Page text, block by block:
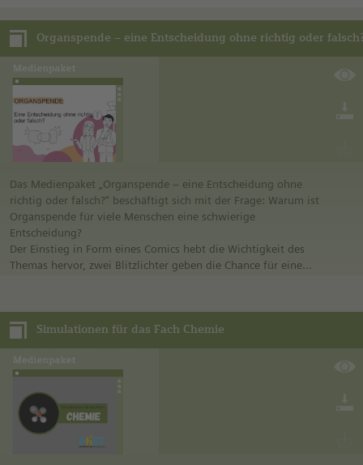
Organspende – eine Entscheidung ohne richtig oder
Das Medienpaket „Organspende – eine Entscheidung ohne
richtig oder falsch?“ beschäftigt sich mit der Frage: Warum ist
Organspende für viele Menschen eine schwierige
Entscheidung?
Der Einstieg in Form eines Comics hebt die Wichtigkeit des
Themas hervor, zwei Blitzlichter geben die Chance für eine
anhand von vier Perspektiven wichtige Fakten und
Informationen, die sie in einem Impulsarchiv
zusammenführen. Zum Abschluss findet eine Reflexion über
die Diskussionskultur der Klasse bei emotionalen Themen
statt.
Das Medienpaket enthält einen umfassenden Leitfaden für
die Lehrkraft, eine PowerPoint-Präsentation, die als roter
Faden durch die Unterrichtseinheit führt, eine Linkliste zur
Recherche für die Schülerinnen und Schüler und mit
Simulationen für das Fach Chemie